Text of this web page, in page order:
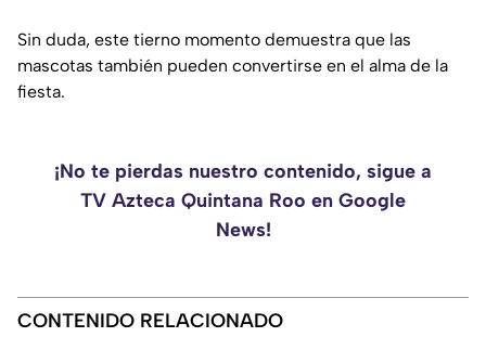
Sin duda, este tierno momento demuestra que las
mascotas también pueden convertirse en el alma de la
fiesta.
¡No te pierdas nuestro contenido, sigue a
TV Azteca Quintana Roo en Google
News!
CONTENIDO RELACIONADO